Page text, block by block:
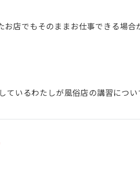
店でもそのままお仕事できる場
いるわたしが風俗店の講習につ